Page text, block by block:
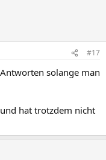
#17
solange man
hat trotzdem nicht